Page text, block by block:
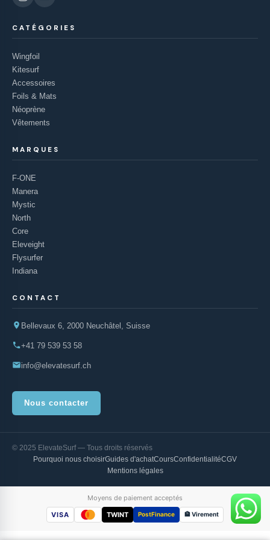
CATÉGORIES
Wingfoil
Kitesurf
Accessoires
Foils & Mats
Néoprène
Vêtements
MARQUES
F-ONE
Manera
Mystic
North
Core
Eleveight
Flysurfer
Indiana
CONTACT
Bellevaux 6, 2000 Neuchâtel, Suisse
+41 79 539 53 58
info@elevatesurf.ch
Nous contacter
© 2025 ElevateSurf — Tous droits réservés
Pourquoi nous choisirGuides d'achatCoursConfidentialitéCGV
Mentions légales
Moyens de paiement acceptés
VISA
TWINT PostFinance 🏦 Virement